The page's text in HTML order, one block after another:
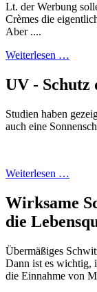
Lt. der Werbung
Crèmes die
Aber ....
Weiterlesen …
UV - Schutz
Studien haben
auch eine
Weiterlesen …
Wirksame
die
Übermäßiges
Dann ist es wichtig,
die Einnahme von